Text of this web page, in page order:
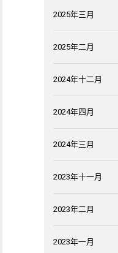
2025年三月
2025年二月
2024年十二月
2024年四月
2024年三月
2023年十一月
2023年二月
2023年一月